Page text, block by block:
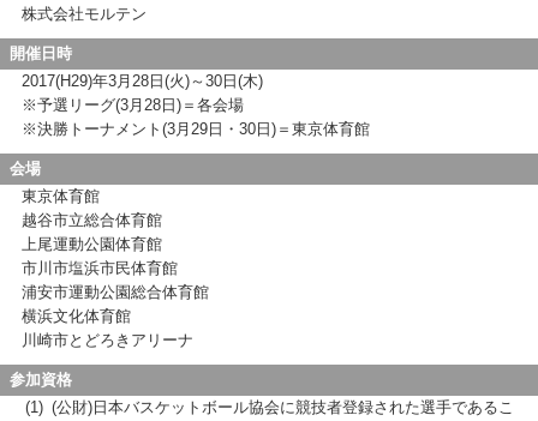
株式会社モルテン
開催日時
2017(H29)年3月28日(火)～30日(木)
※予選リーグ(3月28日)＝各会場
※決勝トーナメント(3月29日・30日)＝東京体育館
会場
東京体育館
越谷市立総合体育館
上尾運動公園体育館
市川市塩浜市民体育館
浦安市運動公園総合体育館
横浜文化体育館
川崎市とどろきアリーナ
参加資格
(1) (公財)日本バスケットボール協会に競技者登録された選手であるこ